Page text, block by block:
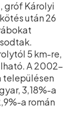
gróf Károlyi
után 26
5 km-re,
A 2002-
településen
3,18%-a
a román